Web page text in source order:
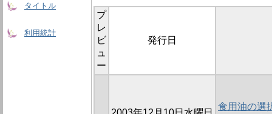
タイトル
利用統計
プ
レ
ビ
ュ
ー
発行日
食用油の選